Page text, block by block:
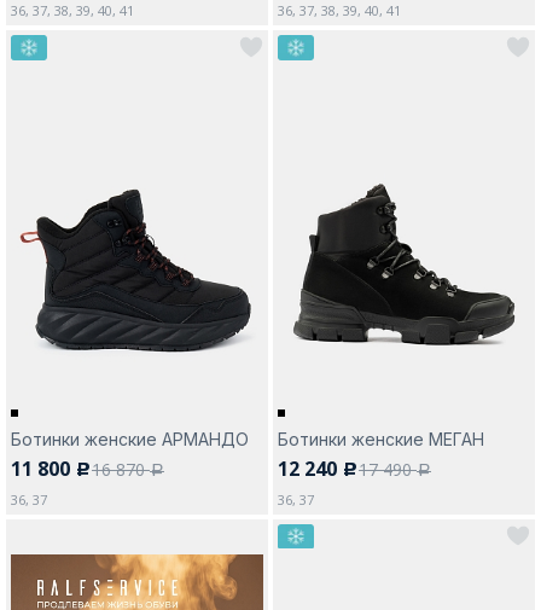
36, 37, 38, 39, 40, 41 36, 37, 38, 39, 40, 41
Ботинки женские АРМАНДО
11 800 c16 870a
36, 37
Ботинки женские МЕГАН
12 240 c17 490a
36, 37